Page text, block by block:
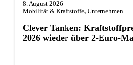
8. August 2026
Mobilität & Kraftstoffe, Unternehmen
Clever Tanken:
2026 wieder über 2-Euro-